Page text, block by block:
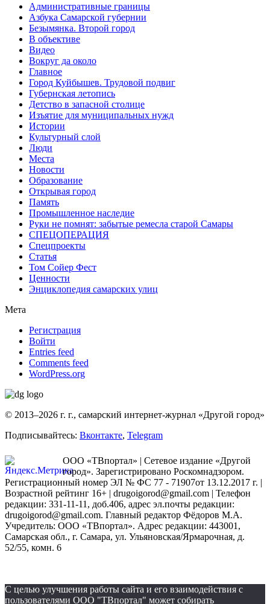
Административные границы
Азбука Самарской губернии
Безымянка. Второй город
В объективе
Видео
Вокруг да около
Главное
Город Куйбышев. Трудовой подвиг
Губернская летопись
Детство в запасной столице
Изъятие для муниципальных нужд
Истории
Культурный слой
Люди
Места
Новости
Образование
Открывая город
Память
Промышленное наследие
Руки не помнят: забытые ремесла старой Самары
СПЕЦОПЕРАЦИЯ
Спецпроекты
Статья
Том Сойер Фест
Ценности
Энциклопедия самарских улиц
Мета
Регистрация
Войти
Entries feed
Comments feed
WordPress.org
© 2013–2026 г. г., самарский интернет-журнал «Другой город»
Подписывайтесь: Вконтакте, Telegram
ООО «ТВпортал» | Сетевое издание «Другой
город». Зарегистрировано Роскомнадзором.
Регистрационный номер ЭЛ № ФС 77 - 71907от 13.12.2017 г. |
Возрастной рейтинг 16+ | drugoigorod@gmail.com | Телефон
редакции: 331-11-11, доб.406, адрес эл.почты редакции:
drugoigorod@gmail.com. Главный редактор Фёдоров М.А.
Учредитель: ООО «ТВпортал». Адрес редакции: 443001,
Самарская обл., г. Самара, ул. Ульяновская/Ярмарочная, д.
52/55, комн. 6
С целью улучшения работы сайта и его взаимодействия с
пользователями ООО "ТВпортал" может собирать